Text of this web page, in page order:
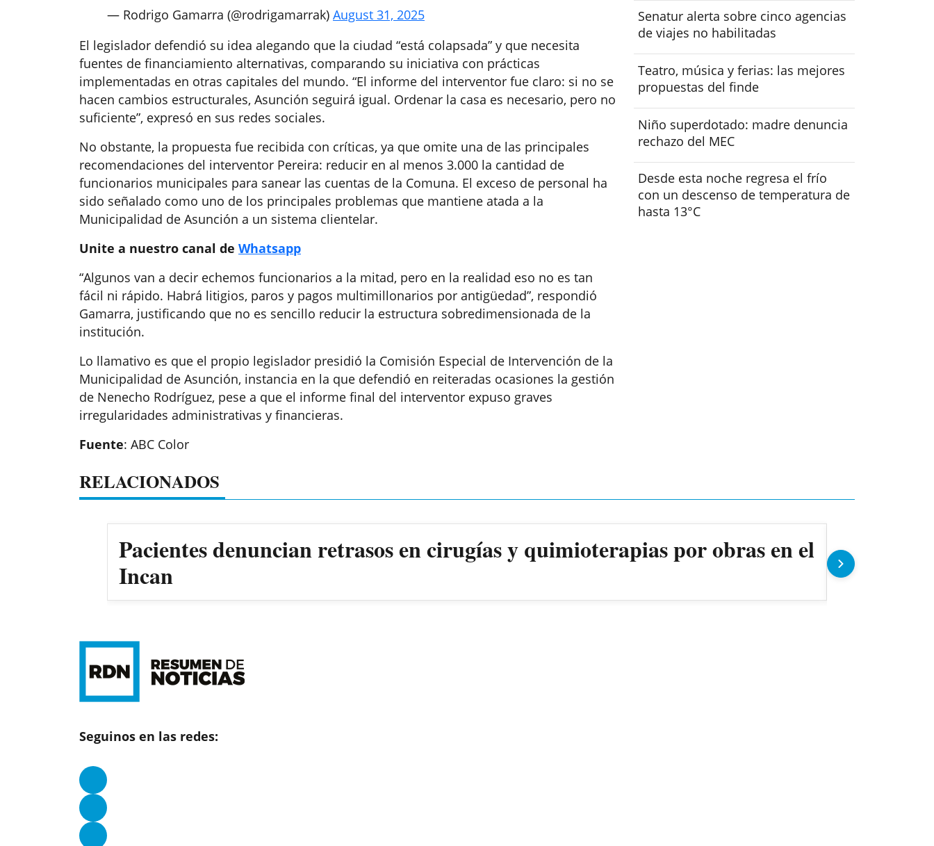
— Rodrigo Gamarra (@rodrigamarrak) August 31, 2025
El legislador defendió su idea alegando que la ciudad “está colapsada” y que necesita
fuentes de financiamiento alternativas, comparando su iniciativa con prácticas
implementadas en otras capitales del mundo. “El informe del interventor fue claro: si no se
hacen cambios estructurales, Asunción seguirá igual. Ordenar la casa es necesario, pero no
suficiente”, expresó en sus redes sociales.
No obstante, la propuesta fue recibida con críticas, ya que omite una de las principales
recomendaciones del interventor Pereira: reducir en al menos 3.000 la cantidad de
funcionarios municipales para sanear las cuentas de la Comuna. El exceso de personal ha
sido señalado como uno de los principales problemas que mantiene atada a la
Municipalidad de Asunción a un sistema clientelar.
Unite a nuestro canal de Whatsapp
“Algunos van a decir echemos funcionarios a la mitad, pero en la realidad eso no es tan
fácil ni rápido. Habrá litigios, paros y pagos multimillonarios por antigüedad”, respondió
Gamarra, justificando que no es sencillo reducir la estructura sobredimensionada de la
institución.
Lo llamativo es que el propio legislador presidió la Comisión Especial de Intervención de la
Municipalidad de Asunción, instancia en la que defendió en reiteradas ocasiones la gestión
de Nenecho Rodríguez, pese a que el informe final del interventor expuso graves
irregularidades administrativas y financieras.
Fuente: ABC Color
Senatur alerta sobre cinco agencias
de viajes no habilitadas
Teatro, música y ferias: las mejores
propuestas del finde
Niño superdotado: madre denuncia
rechazo del MEC
Desde esta noche regresa el frío
con un descenso de temperatura de
hasta 13°C
RELACIONADOS
Pacientes denuncian retrasos en cirugías y quimioterapias por obras en el
Incan
Ollas
Seguinos en las redes: